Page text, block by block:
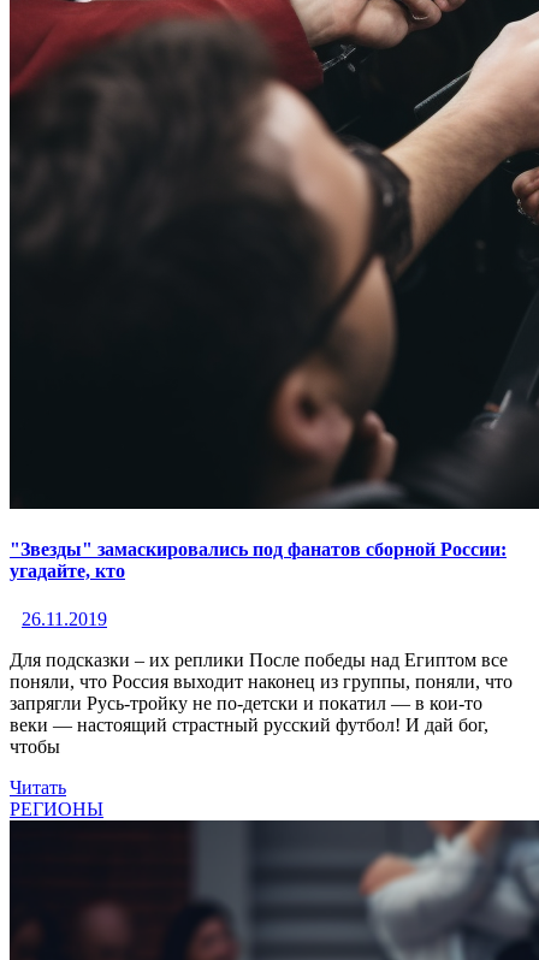
"Звезды" замаскировались под фанатов сборной России:
угадайте, кто
26.11.2019
Для подсказки – их реплики После победы над Египтом все
поняли, что Россия выходит наконец из группы, поняли, что
запрягли Русь-тройку не по-детски и покатил — в кои-то
веки — настоящий страстный русский футбол! И дай бог,
чтобы
Читать
РЕГИОНЫ